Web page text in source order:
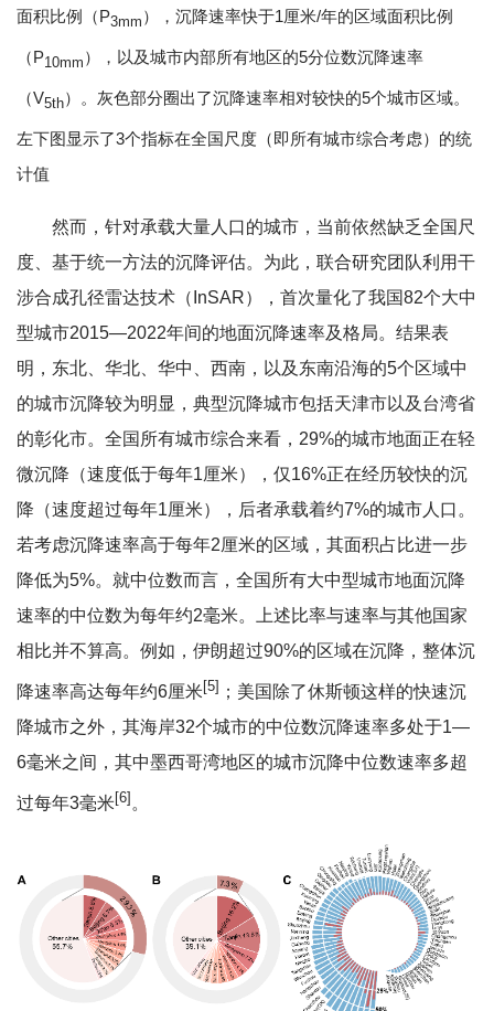
面积比例（P3mm ），沉降速率快于1厘米/年的区域面积比例
（P10mm ），以及城市内部所有地区的5分位数沉降速率
（V5th）。灰色部分圈出了沉降速率相对较快的5个城市区域。
左下图显示了3个指标在全国尺度（即所有城市综合考虑）的统
计值
然而，针对承载大量人口的城市，当前依然缺乏全国尺
度、基于统一方法的沉降评估。为此，联合研究团队利用干
涉合成孔径雷达技术（InSAR），首次量化了我国82个大中
型城市2015—2022年间的地面沉降速率及格局。结果表
明，东北、华北、华中、西南，以及东南沿海的5个区域中
的城市沉降较为明显，典型沉降城市包括天津市以及台湾省
的彰化市。全国所有城市综合来看，29%的城市地面正在轻
微沉降（速度低于每年1厘米），仅16%正在经历较快的沉
降（速度超过每年1厘米），后者承载着约7%的城市人口。
若考虑沉降速率高于每年2厘米的区域，其面积占比进一步
降低为5%。就中位数而言，全国所有大中型城市地面沉降
速率的中位数为每年约2毫米。上述比率与速率与其他国家
相比并不算高。例如，伊朗超过90%的区域在沉降，整体沉
降速率高达每年约6厘米[5] ；美国除了休斯顿这样的快速沉
降城市之外，其海岸32个城市的中位数沉降速率多处于1—
6毫米之间，其中墨西哥湾地区的城市沉降中位数速率多超
过每年3毫米[6] 。